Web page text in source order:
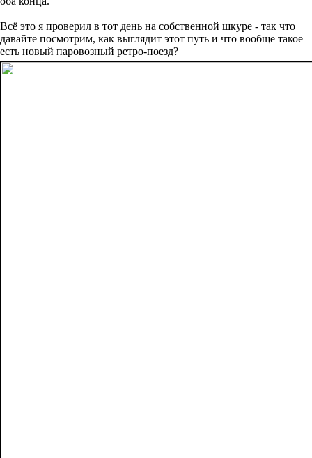
Всё это я проверил в тот день на собственной шкуре - так что
давайте посмотрим, как выглядит этот путь и что вообще такое
есть новый паровозный ретро-поезд?